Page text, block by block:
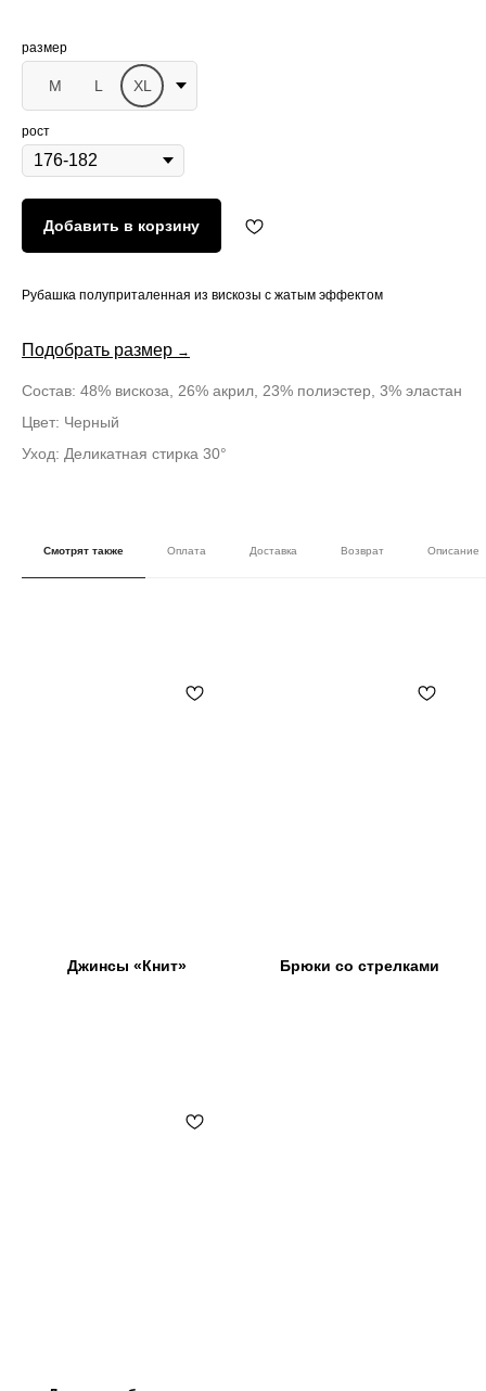
размер
M L XL
рост
Добавить в корзину
Рубашка полуприталенная из вискозы с жатым эффектом
Подобрать размер →
Состав: 48% вискоза, 26% акрил, 23% полиэстер, 3% эластан
Цвет: Черный
Уход: Деликатная стирка 30°
Смотрят также Оплата Доставка Возврат Описание
Джинсы «Книт» Брюки со стрелками